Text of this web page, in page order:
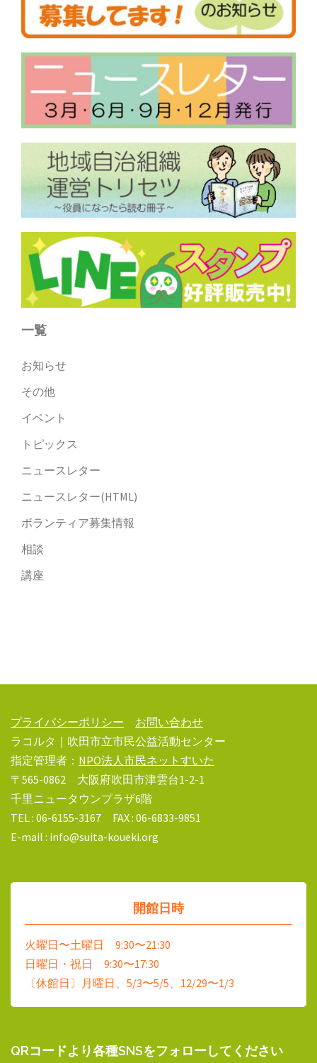
一覧
お知らせ
その他
イベント
トピックス
ニュースレター
ニュースレター(HTML)
ボランティア募集情報
相談
講座
プライバシーポリシー
お問い合わせ
ラコルタ｜吹田市立市民公益活動センター
指定管理者： NPO法人市民ネットすいた
〒565-0862 大阪府吹田市津雲台1-2-1
千里ニュータウンプラザ6階
TEL : 06-6155-3167 FAX : 06-6833-9851
E-mail : info@suita-koueki.org
開館日時
火曜日〜土曜日 9:30〜21:30
日曜日・祝日 9:30〜17:30
〔休館日〕月曜日、5/3〜5/5、12/29〜1/3
QRコードより各種SNSをフォローしてください